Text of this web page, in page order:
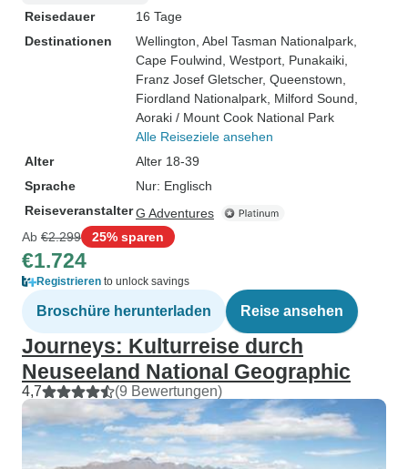
Reisedauer
16 Tage
Destinationen
Wellington , Abel Tasman Nationalpark
Cape Foulwind , Westport , Punakaiki
Franz Josef Gletscher, Queenstown
Fiordland Nationalpark , Milford Sound
Aoraki / Mount Cook National Park
Alle Reiseziele ansehen
Alter
Alter 18-39
Sprache
Nur: Englisch
ReiseveranstalterG Adventures
Ab €2.299 25% sparen
€1.724
Registrieren to unlock savings
Broschüre herunterladen Reise ansehen
Journeys: Kulturreise durch
Neuseeland National Geographic
4,7 (9 Bewertungen)